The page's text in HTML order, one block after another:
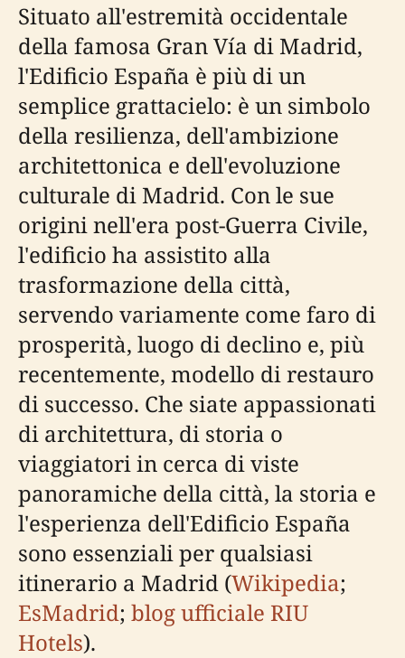
Situato all'estremità occidentale
della famosa Gran Vía di Madrid,
l'Edificio España è più di un
semplice grattacielo: è un simbolo
della resilienza, dell'ambizione
architettonica e dell'evoluzione
culturale di Madrid. Con le sue
origini nell'era post-Guerra Civile,
l'edificio ha assistito alla
trasformazione della città,
servendo variamente come faro di
prosperità, luogo di declino e, più
recentemente, modello di restauro
di successo. Che siate appassionati
di architettura, di storia o
viaggiatori in cerca di viste
panoramiche della città, la storia e
l'esperienza dell'Edificio España
sono essenziali per qualsiasi
itinerario a Madrid (Wikipedia;
EsMadrid; blog ufficiale RIU
Hotels).